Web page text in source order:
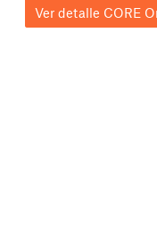
Ver detalle CORE